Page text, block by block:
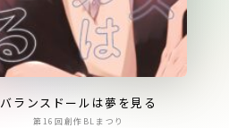
バランスドールは夢を見る
第16回創作BLまつり